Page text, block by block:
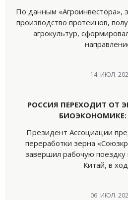
По данным «Агроинвестора»,
производство протеинов,
агрокультур,
14. ИЮЛ.
РОССИЯ ПЕРЕХОДИТ ОТ
БИОЭКОНОМИКЕ:
Президент Ассоциации
переработки зерна
завершил рабочую
Китай, в
06. ИЮЛ.